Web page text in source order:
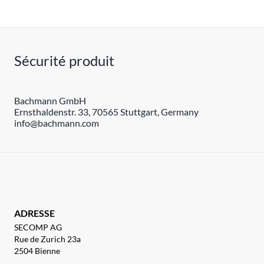
Sécurité produit
Bachmann GmbH
Ernsthaldenstr. 33, 70565 Stuttgart, Germany
info@bachmann.com
ADRESSE
SECOMP AG
Rue de Zurich 23a
2504 Bienne